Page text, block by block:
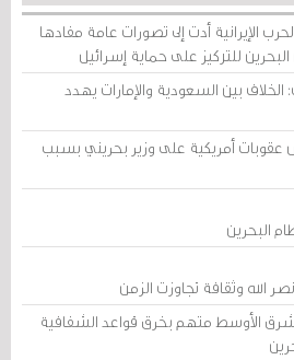
الإيرانية أدت إلى تصورات عامة مفادها
للتركيز على حماية إسرائيل
بين السعودية والإمارات يهدد
أمريكية على وزير بحريني بسبب
البحرين
الله وثقافة تجاوزت الزمن
الأوسط متهم بخرق قواعد الشفافية